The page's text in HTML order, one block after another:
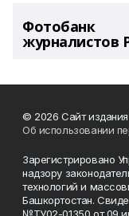
Фотобанк
журналистов
© 2026 Сайт
Об использовании
Зарегистрировано
надзору
технологий и
Башкортостан.